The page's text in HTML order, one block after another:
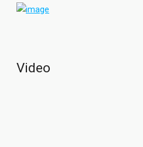
Konzeptdenker, Könner und
Haus, und das sagt schon der
unserer Baufamilien – denn
Video